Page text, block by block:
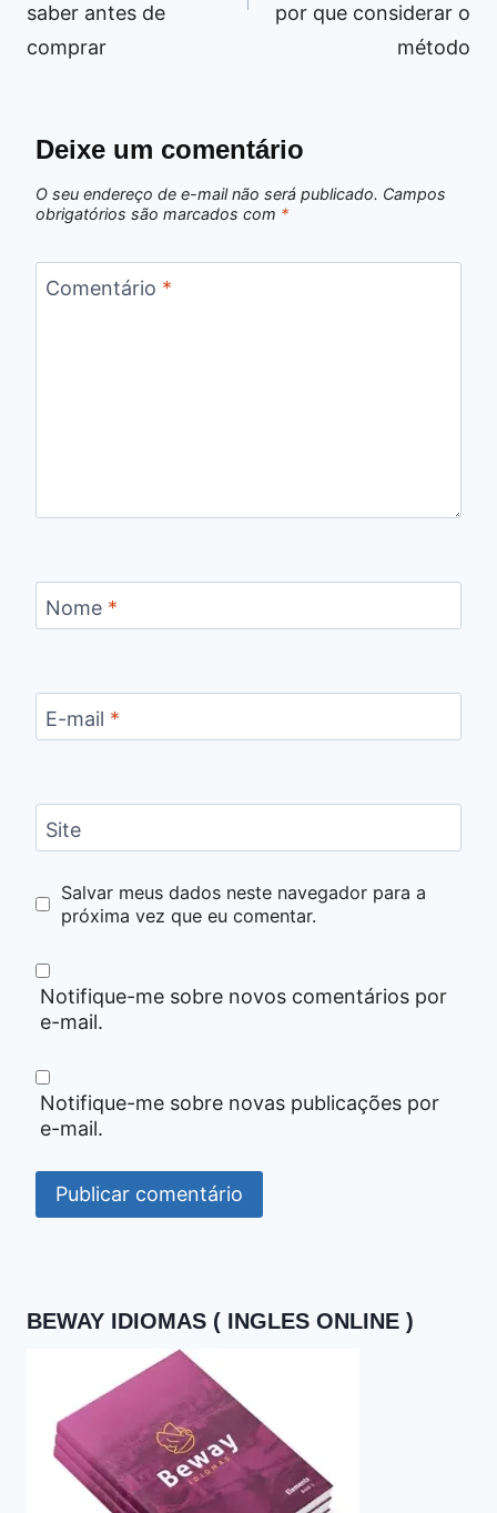
saber antes de
comprar
por que considerar o
método
Deixe um comentário
O seu endereço de e-mail não será publicado. Campos
obrigatórios são marcados com *
Comentário *
Nome *
E-mail *
Site
Salvar meus dados neste navegador para a
próxima vez que eu comentar.
Notifique-me sobre novos comentários por
e-mail.
Notifique-me sobre novas publicações por
e-mail.
BEWAY IDIOMAS ( INGLES ONLINE )